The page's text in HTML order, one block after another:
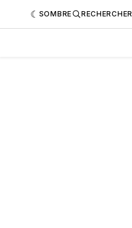
SOMBRE RECHERCHER